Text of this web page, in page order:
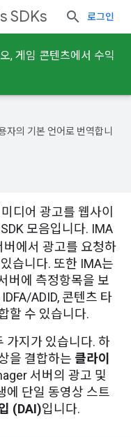
SDKs 로그인
, 게임 콘텐츠에서 수익
자의 기본 언어로 번역합니
디어 광고를 웹사이
모음입니다. IMA
버에서 광고를 요청하
습니다. 또한 IMA는
버에 측정항목을 보
ADID, 콘텐츠 타
할 수 있습니다.
가지가 있습니다. 하
을 결합하는 클라이
서버의 광고 및
에 단일 동영상 스트
(DAI)입니다.